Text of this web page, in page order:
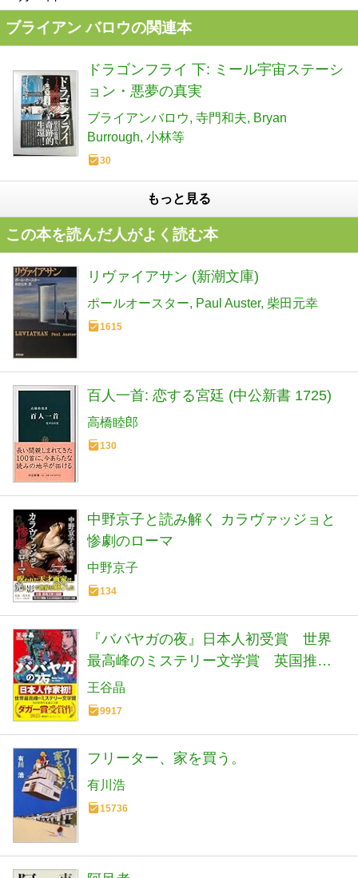
ブライアン バロウの関連本
ドラゴンフライ 下: ミール宇宙ステーシ
ョン・悪夢の真実
ブライアンバロウ 寺門和夫
Bryan
Burrough 小林等
30
もっと見る
この本を読んだ人がよく読む本
リヴァイアサン (新潮文庫)
ポールオースター Paul Auster 柴田元幸
1615
百人一首: 恋する宮廷 (中公新書 1725)
高橋睦郎
130
中野京子と読み解く カラヴァッジョと
惨劇のローマ
中野京子
134
『ババヤガの夜』日本人初受賞 世界
最高峰のミステリー文学賞 英国推理
作家協会賞(ダガー賞） (河出文庫 お 46-
1)
王谷晶
9917
フリーター、家を買う。
有川浩
15736